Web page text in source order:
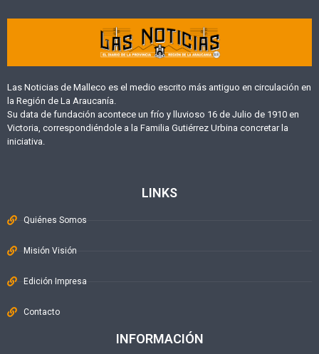
Las Noticias de Malleco es el medio escrito más antiguo en circulación en
la Región de La Araucanía.
Su data de fundación acontece un frío y lluvioso 16 de Julio de 1910 en
Victoria, correspondiéndole a la Familia Gutiérrez Urbina concretar la
iniciativa.
LINKS
Quiénes Somos
Misión Visión
Edición Impresa
Contacto
INFORMACIÓN